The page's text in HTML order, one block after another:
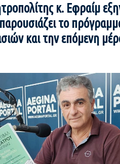
κ. Εφραίμ
το
και την επόμενη